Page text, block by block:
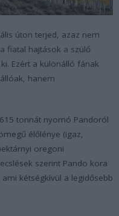
úton terjed, azaz nem
fiatal hajtások a szülő
Ezért a különálló fának
hanem
tonnát nyomó Pandoról
élőlénye (igaz,
oregoni
szerint Pando kora
kétségkívül a legidősebb